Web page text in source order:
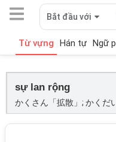
Bắt đầu với
Từ vựng Hán tự Ngữ
sự lan rộng
かくさん「拡散」; かくだ